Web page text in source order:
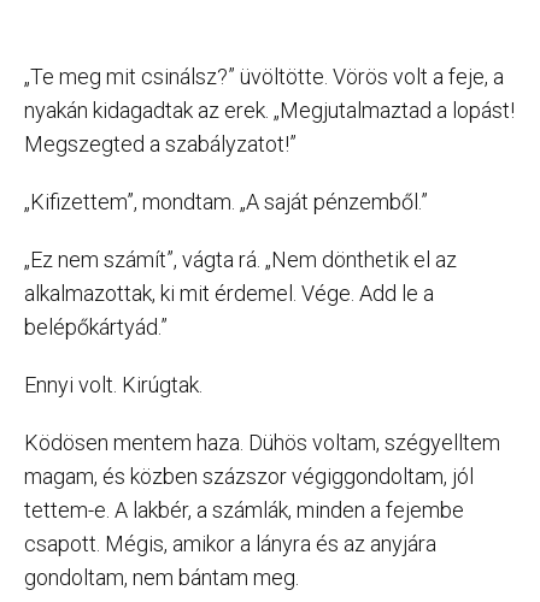
„Te meg mit csinálsz?” üvöltötte. Vörös volt a feje, a
nyakán kidagadtak az erek. „Megjutalmaztad a lopást!
Megszegted a szabályzatot!”
„Kifizettem”, mondtam. „A saját pénzemből.”
„Ez nem számít”, vágta rá. „Nem dönthetik el az
alkalmazottak, ki mit érdemel. Vége. Add le a
belépőkártyád.”
Ennyi volt. Kirúgtak.
Ködösen mentem haza. Dühös voltam, szégyelltem
magam, és közben százszor végiggondoltam, jól
tettem-e. A lakbér, a számlák, minden a fejembe
csapott. Mégis, amikor a lányra és az anyjára
gondoltam, nem bántam meg.